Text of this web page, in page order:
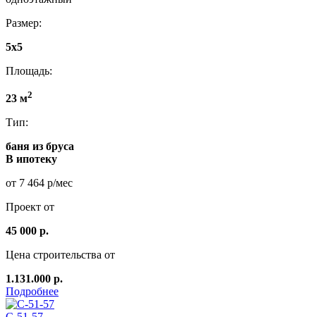
Размер:
5x5
Площадь:
23 м2
Тип:
баня из бруса
В ипотеку
от 7 464 р/мес
Проект от
45 000 р.
Цена строительства от
1.131.000 р.
Подробнее